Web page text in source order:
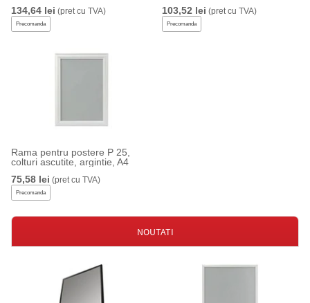
134,64 lei (pret cu TVA)
Precomanda
103,52 lei (pret cu TVA)
Precomanda
Rama pentru postere P 25,
colturi ascutite, argintie, A4
75,58 lei (pret cu TVA)
Precomanda
NOUTATI